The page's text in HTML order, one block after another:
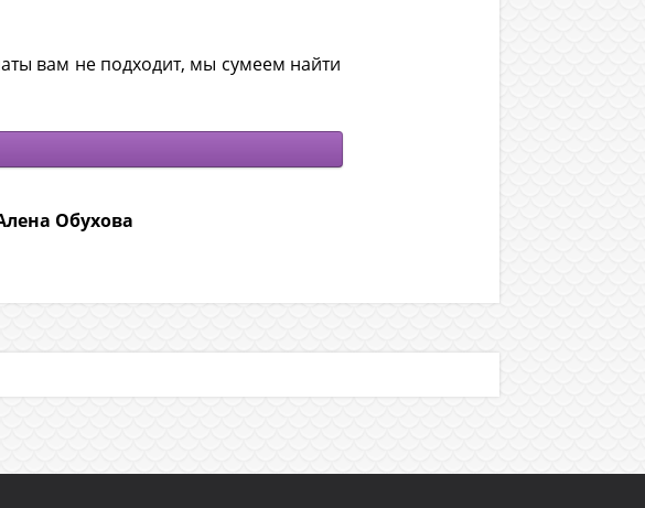
вам не подходит, мы сумеем найти
Обухова